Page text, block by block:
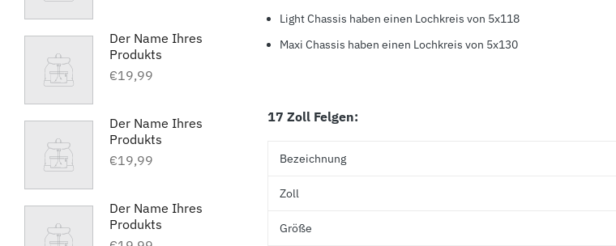
Der Name Ihres
Produkts
€19,99
Der Name Ihres
Produkts
€19,99
Der Name Ihres
Produkts
Light Chassis haben einen Lochkreis von 5x118
Maxi Chassis haben einen Lochkreis von 5x130
17 Zoll Felgen:
Bezeichnung
Zoll
Größe